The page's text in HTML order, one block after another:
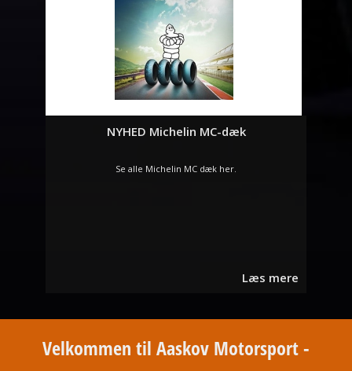
NYHED Michelin MC-dæk
Se alle Michelin MC dæk her.
Læs mere
Velkommen til Aaskov Motorsport -